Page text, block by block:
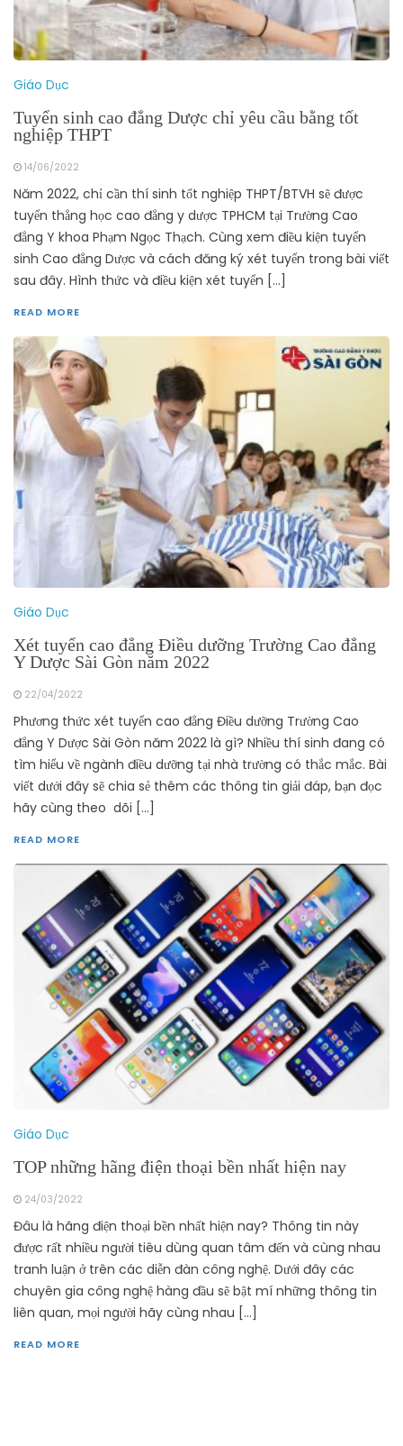
Giáo Dục
Tuyển sinh cao đẳng Dược chỉ yêu cầu bằng tốt
nghiệp THPT
14/06/2022
Năm 2022, chỉ cần thí sinh tốt nghiệp THPT/BTVH sẽ được
tuyển thẳng học cao đẳng y dược TPHCM tại Trường Cao
đẳng Y khoa Phạm Ngọc Thạch. Cùng xem điều kiện tuyển
sinh Cao đẳng Dược và cách đăng ký xét tuyển trong bài viết
sau đây. Hình thức và điều kiện xét tuyển […]
READ MORE
Giáo Dục
Xét tuyển cao đẳng Điều dưỡng Trường Cao đẳng
Y Dược Sài Gòn năm 2022
22/04/2022
Phương thức xét tuyển cao đẳng Điều dưỡng Trường Cao
đẳng Y Dược Sài Gòn năm 2022 là gì? Nhiều thí sinh đang có
tìm hiểu về ngành điều dưỡng tại nhà trường có thắc mắc. Bài
viết dưới đây sẽ chia sẻ thêm các thông tin giải đáp, bạn đọc
hãy cùng theo dõi […]
READ MORE
Giáo Dục
TOP những hãng điện thoại bền nhất hiện nay
24/03/2022
Đâu là hãng điện thoại bền nhất hiện nay? Thông tin này
được rất nhiều người tiêu dùng quan tâm đến và cùng nhau
tranh luận ở trên các diễn đàn công nghệ. Dưới đây các
chuyên gia công nghệ hàng đầu sẽ bật mí những thông tin
liên quan, mọi người hãy cùng nhau […]
READ MORE